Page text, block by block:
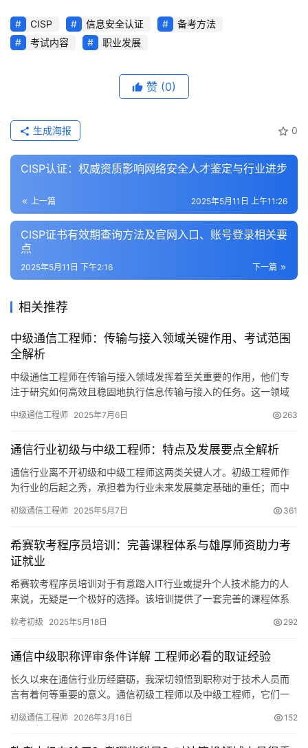
CISP 信息安全认证
备考方法
考试内容
职业发展
赞 (0)
0
生成海报
CISP认证：权威资质影响网络安全人才鉴定与行业进步
上一篇 2025年5月11日 上午11:26
CISP证书有效期查询方法及官网入口、账号登录相关要
点
下一篇
2025年5月11日 下午2:16
相关推荐
中级通信工程师：传输与接入领域关键作用、考试范围
全解析
中级通信工程师在传输与接入领域发挥着至关重要的作用，他们专
注于研究如何高效且稳固地执行信息传输与接入的任务。这一领域
中级通信工程师 2025年7月6日 263
通信行业初级与中级工程师：特点及发展要点全解析
通信行业离不开初级和中级工程师这两类关键人才。初级工程师作
为行业的后起之秀，承担着为行业未来发展奠定基础的重任；而中
量。
初级通信工程师 2025年5月7日 361
希赛软考程序员培训：完善课程体系与雄厚师资助力考
证就业
希赛软考程序员培训对于有意踏入IT行业或提升个人技术能力的人
来说，无疑是一个极好的选择。该培训提供了一套完善的课程体系
软考初级 2025年5月18日 292
通信中级职称评审条件详解 工程师必看的取证经验
长久以来在通信行业历经磨砺，我深切领悟到职称对于技术人员而
言有着何等重要的意义。通信初级工程师以及中级工程师，它们一
初级通信工程师 2026年3月16日 152